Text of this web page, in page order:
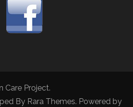
Care Project.
By Rara Themes. Powered by